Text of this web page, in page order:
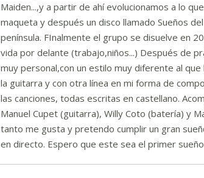
Maiden...,y a partir de ahí evolucionamos a lo
maqueta y después un disco llamado Sueños
península. FInalmente el grupo se disuelve en
vida por delante (trabajo,niños...) Después de
muy personal,con un estilo muy diferente al
la guitarra y con otra línea en mi forma de
las canciones, todas escritas en castellano.
Manuel Cupet (guitarra), Willy Coto (batería) y
tanto me gusta y pretendo cumplir un gran
en directo. Espero que este sea el primer